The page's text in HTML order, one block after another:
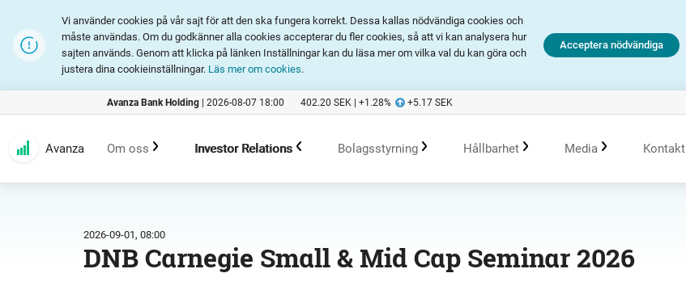
Vi använder cookies på vår sajt för att den ska fungera korrekt. Dessa kallas nödvändiga cookies och
måste användas. Om du godkänner alla cookies accepterar du fler cookies, så att vi kan analysera hur
sajten används. Genom att klicka på länken Inställningar kan du läsa mer om vilka val du kan göra och
justera dina cookieinställningar. Läs mer om cookies.
Acceptera nödvändiga
Avanza Bank Holding | 2026-08-07 18:00 402.20 SEK | +1.28% +5.17 SEK
Avanza Om oss
Erbjudande
Investor Relations
Rapporter och presentationer Tidigare händelser
Bolagsstyrning
Bolagsordning
Hållbarhet
Policys
Media
Prenumerera
Kontakt
2026-09-01, 08:00
DNB Carnegie Small & Mid Cap Seminar 2026